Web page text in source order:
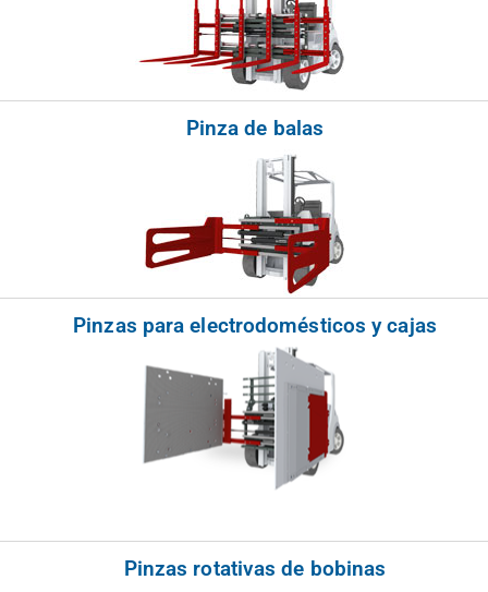
Pinza de balas
Pinzas para electrodomésticos y cajas
Pinzas rotativas de bobinas